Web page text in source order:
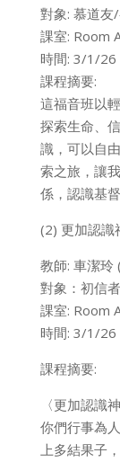
對象: 慕道友
課室: Room
時間: 3/1/
課程摘要:
這福音班以
探索生命、
識，可以自
索之旅，讓
係，認識基
(2) 更加認識
教師: 車潔玲
對象：初信
課室: Room
時間: 3/1/
課程摘要:
〈更加認識
你們行事為
上多結果子